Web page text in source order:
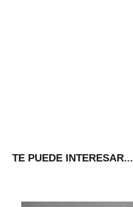
TE PUEDE INTERESAR...